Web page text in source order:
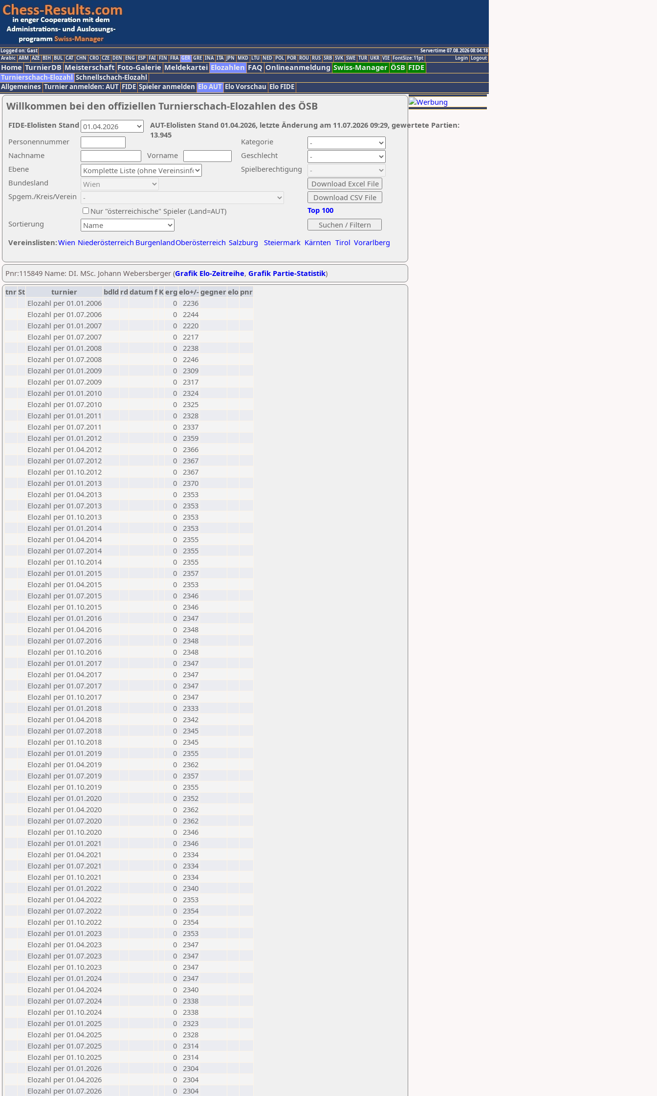
Logged on: Gast
Servertime 07.08.2026 08:04:18
Logout
Login
Arabic ARM AZE BIH BUL CAT CHN CRO CZE DEN ENG ESP FAI FIN FRA GER GRE INA ITA JPN MKD LTU NED POL POR ROU RUS SRB SVK SWE TUR UKR VIE FontSize:11pt
Home TurnierDB Meisterschaft Foto-Galerie Meldekartei Elozahlen FAQ Onlineanmeldung Swiss-Manager ÖSB FIDE
Turnierschach-Elozahl Schnellschach-Elozahl
Allgemeines Turnier anmelden: AUT FIDE Spieler anmelden Elo AUT Elo Vorschau Elo FIDE
Willkommen bei den offiziellen Turnierschach-Elozahlen des ÖSB
Nachname
Vorname
Ebene
Kategorie
Sortierung
Personennummer
Bundesland
Spgem./Kreis/Verein
Geschlecht
Nur "österreichische" Spieler (Land=AUT)
Spielberechtigung
Vereinslisten:Wien Niederösterreich BurgenlandOberösterreich Salzburg Steiermark Kärnten Tirol Vorarlberg
Top 100
AUT-Elolisten Stand 01.04.2026, letzte Änderung am 11.07.2026 09:29, gewertete Partien:
13.945
FIDE-Elolisten Stand
Pnr:115849 Name: DI. MSc. Johann Webersberger (Grafik Elo-Zeitreihe, Grafik Partie-Statistik)
tnrSt turnier bdld rd datumf Kerg elo+/-gegnerelo pnr
Elozahl per 01.01.2006
0 2236
Elozahl per 01.07.2006
0 2244
Elozahl per 01.01.2007
0 2220
Elozahl per 01.07.2007
0 2217
Elozahl per 01.01.2008
0 2238
Elozahl per 01.07.2008
0 2246
Elozahl per 01.01.2009
0 2309
Elozahl per 01.07.2009
0 2317
Elozahl per 01.01.2010
0 2324
Elozahl per 01.07.2010
0 2325
Elozahl per 01.01.2011
0 2328
Elozahl per 01.07.2011
0 2337
Elozahl per 01.01.2012
0 2359
Elozahl per 01.04.2012
0 2366
Elozahl per 01.07.2012
0 2367
Elozahl per 01.10.2012
0 2367
Elozahl per 01.01.2013
0 2370
Elozahl per 01.04.2013
0 2353
Elozahl per 01.07.2013
0 2353
Elozahl per 01.10.2013
0 2353
Elozahl per 01.01.2014
0 2353
Elozahl per 01.04.2014
0 2355
Elozahl per 01.07.2014
0 2355
Elozahl per 01.10.2014
0 2355
Elozahl per 01.01.2015
0 2357
Elozahl per 01.04.2015
0 2353
Elozahl per 01.07.2015
0 2346
Elozahl per 01.10.2015
0 2346
Elozahl per 01.01.2016
0 2347
Elozahl per 01.04.2016
0 2348
Elozahl per 01.07.2016
0 2348
Elozahl per 01.10.2016
0 2348
Elozahl per 01.01.2017
0 2347
Elozahl per 01.04.2017
0 2347
Elozahl per 01.07.2017
0 2347
Elozahl per 01.10.2017
0 2347
Elozahl per 01.01.2018
0 2333
Elozahl per 01.04.2018
0 2342
Elozahl per 01.07.2018
0 2345
Elozahl per 01.10.2018
0 2345
Elozahl per 01.01.2019
0 2355
Elozahl per 01.04.2019
0 2362
Elozahl per 01.07.2019
0 2357
Elozahl per 01.10.2019
0 2355
Elozahl per 01.01.2020
0 2352
Elozahl per 01.04.2020
0 2362
Elozahl per 01.07.2020
0 2362
Elozahl per 01.10.2020
0 2346
Elozahl per 01.01.2021
0 2346
Elozahl per 01.04.2021
0 2334
Elozahl per 01.07.2021
0 2334
Elozahl per 01.10.2021
0 2334
Elozahl per 01.01.2022
0 2340
Elozahl per 01.04.2022
0 2353
Elozahl per 01.07.2022
0 2354
Elozahl per 01.10.2022
0 2354
Elozahl per 01.01.2023
0 2353
Elozahl per 01.04.2023
0 2347
Elozahl per 01.07.2023
0 2347
Elozahl per 01.10.2023
0 2347
Elozahl per 01.01.2024
0 2347
Elozahl per 01.04.2024
0 2340
Elozahl per 01.07.2024
0 2338
Elozahl per 01.10.2024
0 2338
Elozahl per 01.01.2025
0 2323
Elozahl per 01.04.2025
0 2328
Elozahl per 01.07.2025
0 2314
Elozahl per 01.10.2025
0 2314
Elozahl per 01.01.2026
0 2304
Elozahl per 01.04.2026
0 2304
Elozahl per 01.07.2026
0 2304